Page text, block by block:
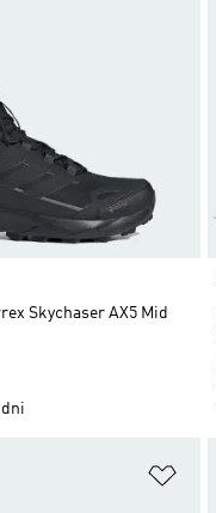
Skychaser AX5 Mid
dni